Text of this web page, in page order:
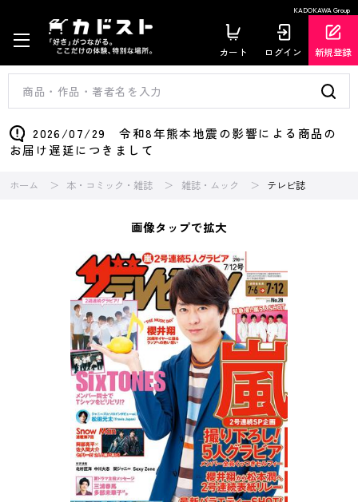
KADOKAWA Group
カート ログイン 新規登録
2026/07/29 令和8年熊本地震の影響による商品の
お届け遅延につきまして
ホーム 本・コミック・雑誌 雑誌・ムック テレビ誌
画像タップで拡大